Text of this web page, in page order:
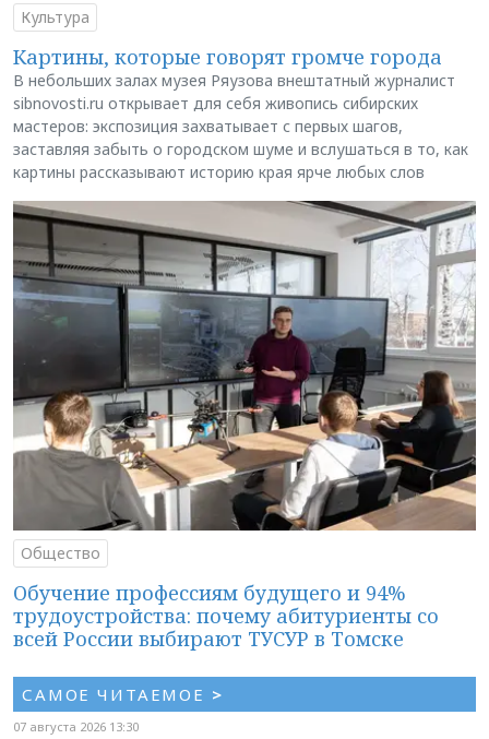
Культура
Картины, которые говорят громче города
В небольших залах музея Ряузова внештатный журналист
sibnovosti.ru открывает для себя живопись сибирских
мастеров: экспозиция захватывает с первых шагов,
заставляя забыть о городском шуме и вслушаться в то, как
картины рассказывают историю края ярче любых слов
Общество
Обучение профессиям будущего и 94%
трудоустройства: почему абитуриенты со
всей России выбирают ТУСУР в Томске
САМОЕ ЧИТАЕМОЕ >
07 августа 2026 13:30